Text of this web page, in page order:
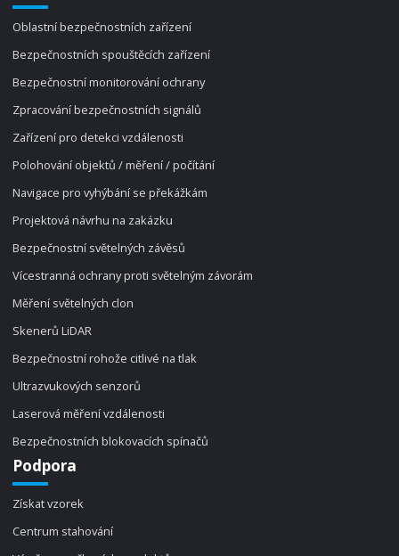
Oblastní bezpečnostních zařízení
Bezpečnostních spouštěcích zařízení
Bezpečnostní monitorování ochrany
Zpracování bezpečnostních signálů
Zařízení pro detekci vzdálenosti
Polohování objektů / měření / počítání
Navigace pro vyhýbání se překážkám
Projektová návrhu na zakázku
Bezpečnostní světelných závěsů
Vícestranná ochrany proti světelným závorám
Měření světelných clon
Skenerů LiDAR
Bezpečnostní rohože citlivé na tlak
Ultrazvukových senzorů
Laserová měření vzdálenosti
Bezpečnostních blokovacích spínačů
Podpora
Získat vzorek
Centrum stahování